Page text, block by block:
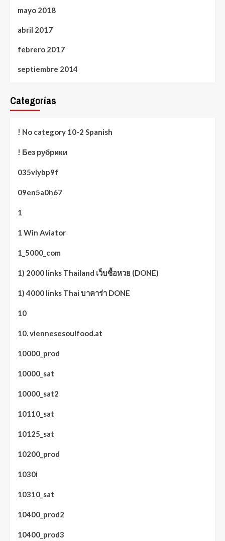
mayo 2018
abril 2017
febrero 2017
septiembre 2014
Categorías
! No category 10-2 Spanish
! Без рубрики
035vlybp9f
09en5a0h67
1
1 Win Aviator
1_5000_com
1) 2000 links Thailand เว็บซื้อหวย (DONE)
1) 4000 links Thai บาคาร่า DONE
10
10. viennesesoulfood.at
10000_prod
10000_sat
10000_sat2
10110_sat
10125_sat
10200_prod
1030i
10310_sat
10400_prod2
10400_prod3